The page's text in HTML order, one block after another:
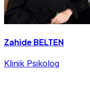
Zahide BELTEN
Klinik Psikolog